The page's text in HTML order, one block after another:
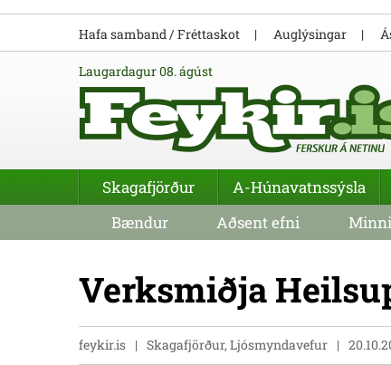
laugardagur 08. ágúst
Verksmiðja
feykir.is Skagafjörður, Ljósmyndavefur
Hafa samband / Fréttaskot Auglýsingar
Skagafjörður A-Húnavatnssýsla
Bændur
Aðsent efni